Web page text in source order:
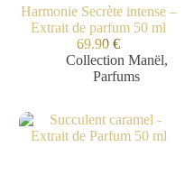
Harmonie Secrète intense –
Extrait de parfum 50 ml
69.90€
Collection Manël,
Parfums